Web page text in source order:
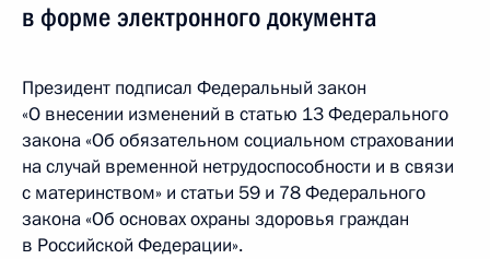
в форме электронного документа
Президент подписал Федеральный закон
«О внесении изменений в статью 13 Федерального
закона «Об обязательном социальном страховании
на случай временной нетрудоспособности и в связи
с материнством» и статьи 59 и 78 Федерального
закона «Об основах охраны здоровья граждан
в Российской Федерации».